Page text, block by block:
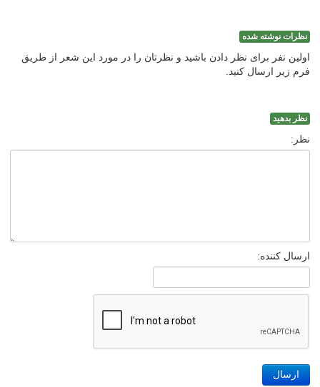
نظرات نوشته شده
اولین نفر برای نظر دادن باشید و نظرتان را در مورد این شعر از طریق
فرم زیر ارسال کنید.
نظر بدهید
نظر:
ارسال کننده:
ارسال